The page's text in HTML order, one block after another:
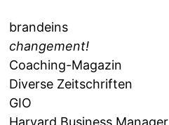
brandeins
changement!
Coaching-Magazin
Diverse Zeitschriften
GIO
Harvard Business Manager